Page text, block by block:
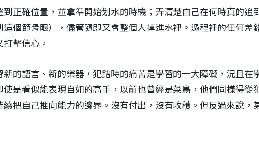
正確位置，並拿準開始划水的時機；弄清楚自己在何時真的追到
個節骨眼），儘管隨即又會整個人掉進水裡。過程裡的任何差
擊信心。
的語言、新的樂器，犯錯時的痛苦是學習的一大障礙，況且在
是看似能表現自如的高手，以前也曾經是菜鳥，他們同樣得從
把自己推向能力的邊界。沒有付出，沒有收穫。但反過來說，